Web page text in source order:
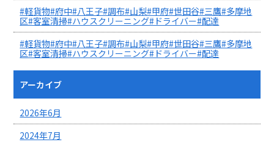
#軽貨物#府中#八王子#調布#山梨#甲府#世田谷#三鷹#多摩地
区#客室清掃#ハウスクリーニング#ドライバー#配達
#軽貨物#府中#八王子#調布#山梨#甲府#世田谷#三鷹#多摩地
区#客室清掃#ハウスクリーニング#ドライバー#配達
アーカイブ
2026年6月
2024年7月